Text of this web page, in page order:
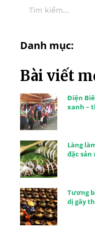
Danh mục:
Bài viết
Điện
xanh –
Làng
đặc sản
Tương
dị gây